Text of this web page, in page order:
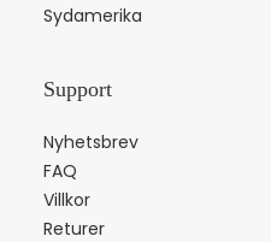
Sydamerika
Support
Nyhetsbrev
FAQ
Villkor
Returer